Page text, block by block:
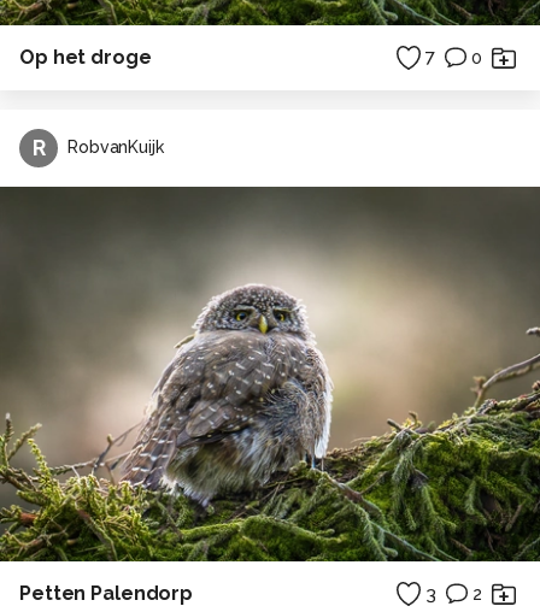
Op het droge 7 0
R RobvanKuijk
Petten Palendorp 3 2